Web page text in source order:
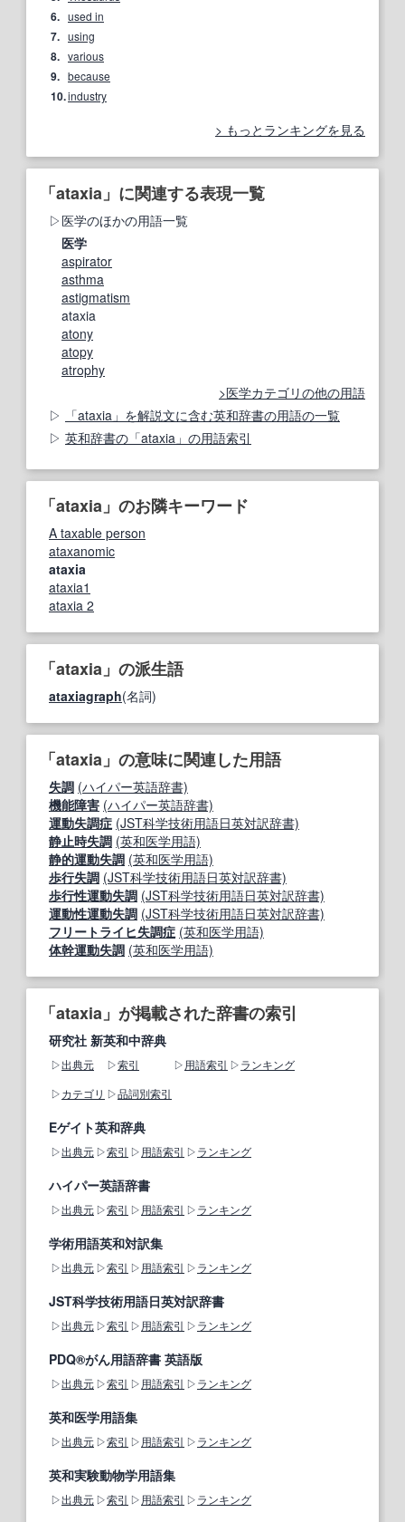
6. used in
7. using
8. various
9. because
10.industry
もっとランキングを見る
「ataxia」に関連する表現一覧
医学のほかの用語一覧
医学
aspirator
asthma
astigmatism
ataxia
atony
atopy
atrophy
医学カテゴリの他の用語
「ataxia」を解説文に含む英和辞書の用語の一覧
英和辞書の「ataxia」の用語索引
「ataxia」のお隣キーワード
A taxable person
ataxanomic
ataxia
ataxia1
ataxia 2
「ataxia」の派生語
ataxiagraph(名詞)
「ataxia」の意味に関連した用語
失調 (ハイパー英語辞書)
機能障害 (ハイパー英語辞書)
運動失調症 (JST科学技術用語日英対訳辞書)
静止時失調 (英和医学用語)
静的運動失調 (英和医学用語)
歩行失調 (JST科学技術用語日英対訳辞書)
歩行性運動失調 (JST科学技術用語日英対訳辞書)
運動性運動失調 (JST科学技術用語日英対訳辞書)
フリートライヒ失調症 (英和医学用語)
体幹運動失調 (英和医学用語)
「ataxia」が掲載された辞書の索引
研究社 新英和中辞典
出典元 索引 用語索引
ランキング
カテゴリ
品詞別索引
Eゲイト英和辞典
出典元 索引 用語索引 ランキング
ハイパー英語辞書
出典元 索引 用語索引 ランキング
学術用語英和対訳集
出典元 索引 用語索引 ランキング
JST科学技術用語日英対訳辞書
出典元 索引 用語索引 ランキング
PDQ®がん用語辞書 英語版
出典元 索引 用語索引 ランキング
英和医学用語集
出典元 索引 用語索引 ランキング
英和実験動物学用語集
出典元 索引 用語索引 ランキング